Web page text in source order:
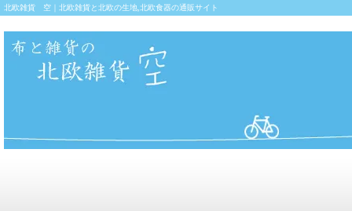
北欧雑貨 空｜北欧雑貨と北欧の生地,北欧食器の通販サイト